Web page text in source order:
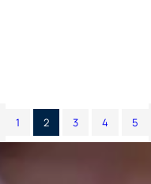
1 2 3 4 5